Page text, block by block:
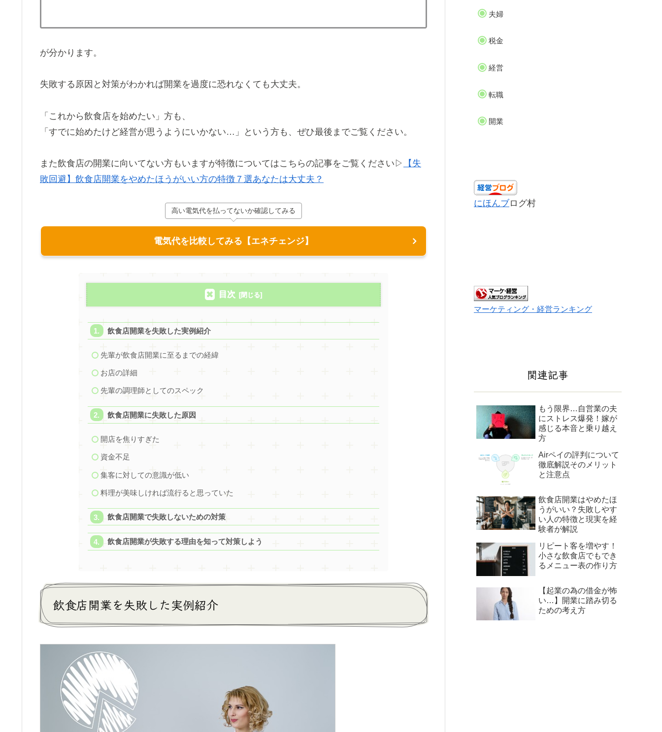
が分かります。
失敗する原因と対策がわかれば開業を過度に恐れなくても大丈夫。
「これから飲食店を始めたい」方も、
「すでに始めたけど経営が思うようにいかない…」という方も、ぜひ最後までご覧ください。
また飲食店の開業に向いてない方もいますが特徴についてはこちらの記事をご覧ください▷
【失
敗回避】飲食店開業をやめたほうがいい方の特徴７選あなたは大丈夫？
高い電気代を払ってないか確認してみる
電気代を比較してみる【エネチェンジ】
目次
飲食店開業を失敗した実例紹介
先輩が飲食店開業に至るまでの経緯
お店の詳細
先輩の調理師としてのスペック
飲食店開業に失敗した原因
開店を焦りすぎた
資金不足
集客に対しての意識が低い
料理が美味しければ流行ると思っていた
飲食店開業で失敗しないための対策
飲食店開業が失敗する理由を知って対策しよう
飲食店開業を失敗した実例紹介
夫婦
税金
経営
転職
開業
にほんブ ログ村
マーケティング・経営ランキング
関連記事
もう限界…自営業の夫
にストレス爆発！嫁が
感じる本音と乗り越え
方
Airペイの評判について
徹底解説そのメリット
と注意点
飲食店開業はやめたほ
うがいい？失敗しやす
い人の特徴と現実を経
験者が解説
リピート客を増やす！
小さな飲食店でもでき
るメニュー表の作り方
【起業の為の借金が怖
い…】開業に踏み切る
ための考え方